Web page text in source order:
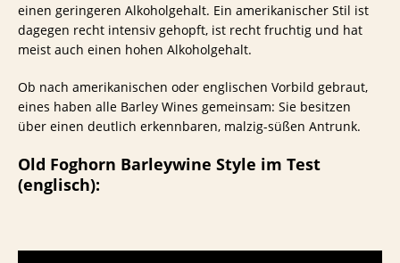
einen geringeren Alkoholgehalt. Ein amerikanischer Stil ist
dagegen recht intensiv gehopft, ist recht fruchtig und hat
meist auch einen hohen Alkoholgehalt.
Ob nach amerikanischen oder englischen Vorbild gebraut,
eines haben alle Barley Wines gemeinsam: Sie besitzen
über einen deutlich erkennbaren, malzig-süßen Antrunk.
Old Foghorn Barleywine Style im Test
(englisch):